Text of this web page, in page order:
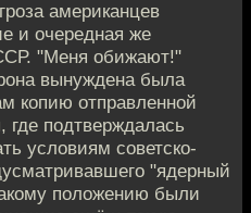
американцев
и очередная же
"Меня обижают!"
вынуждена была
копию отправленной
подтверждалась
условиям советско-
"ядерный
положению были